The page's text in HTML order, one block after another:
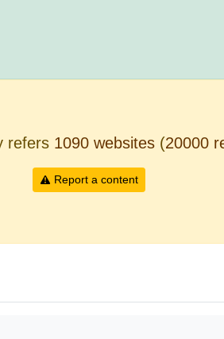
refers 1090 websites(20000
Report a content